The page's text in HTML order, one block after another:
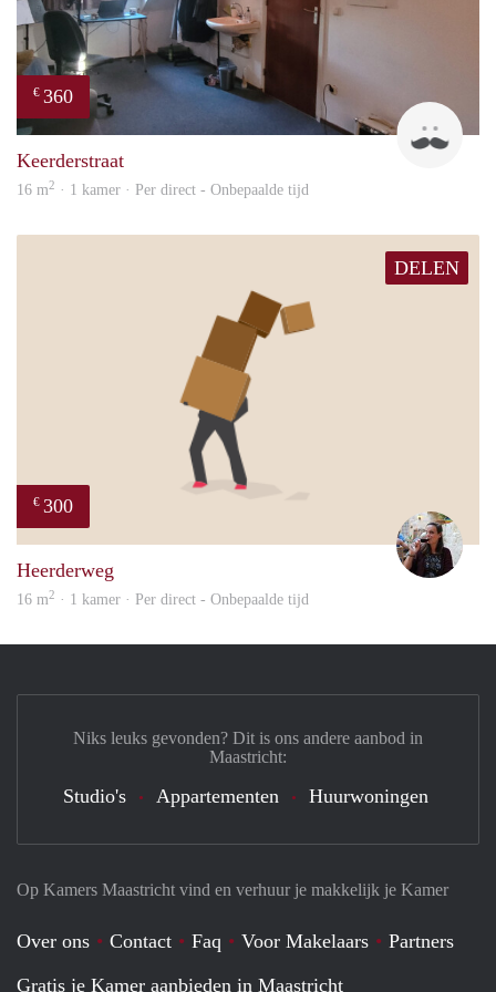
€ 360
Keerderstraat
16 m2 · 1 kamer · Per direct - Onbepaalde tijd
DELEN
€ 300
Heerderweg
16 m2 · 1 kamer · Per direct - Onbepaalde tijd
Op Kamers Maastricht vind en verhuur je makkelijk je Kamer
Over ons Contact Faq Voor Makelaars
Partners
Gratis je Kamer aanbieden in Maastricht
Niks leuks gevonden? Dit is ons andere aanbod in
Maastricht:
Studio's Appartementen Huurwoningen